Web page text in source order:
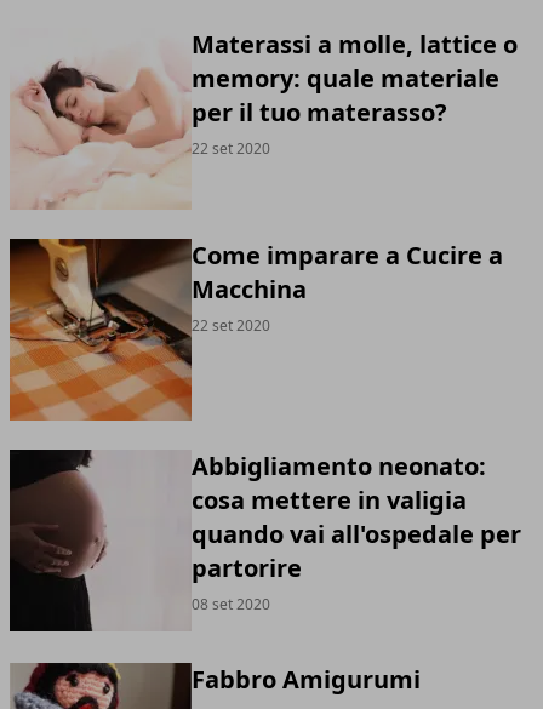
Materassi a molle, lattice o
memory: quale materiale
per il tuo materasso?
22 set 2020
Come imparare a Cucire a
Macchina
22 set 2020
Abbigliamento neonato:
cosa mettere in valigia
quando vai all'ospedale per
partorire
08 set 2020
Fabbro Amigurumi